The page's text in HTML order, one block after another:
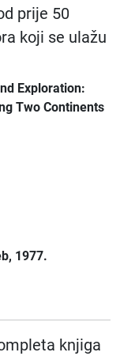
prije 50
koji se ulažu
Exploration:
Two Continents
, 1977.
knjiga